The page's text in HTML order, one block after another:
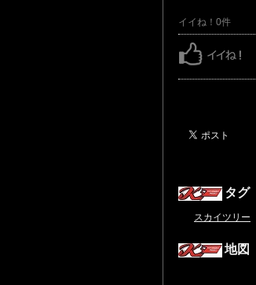
イイね！0件
タグ
スカイツリー
地図